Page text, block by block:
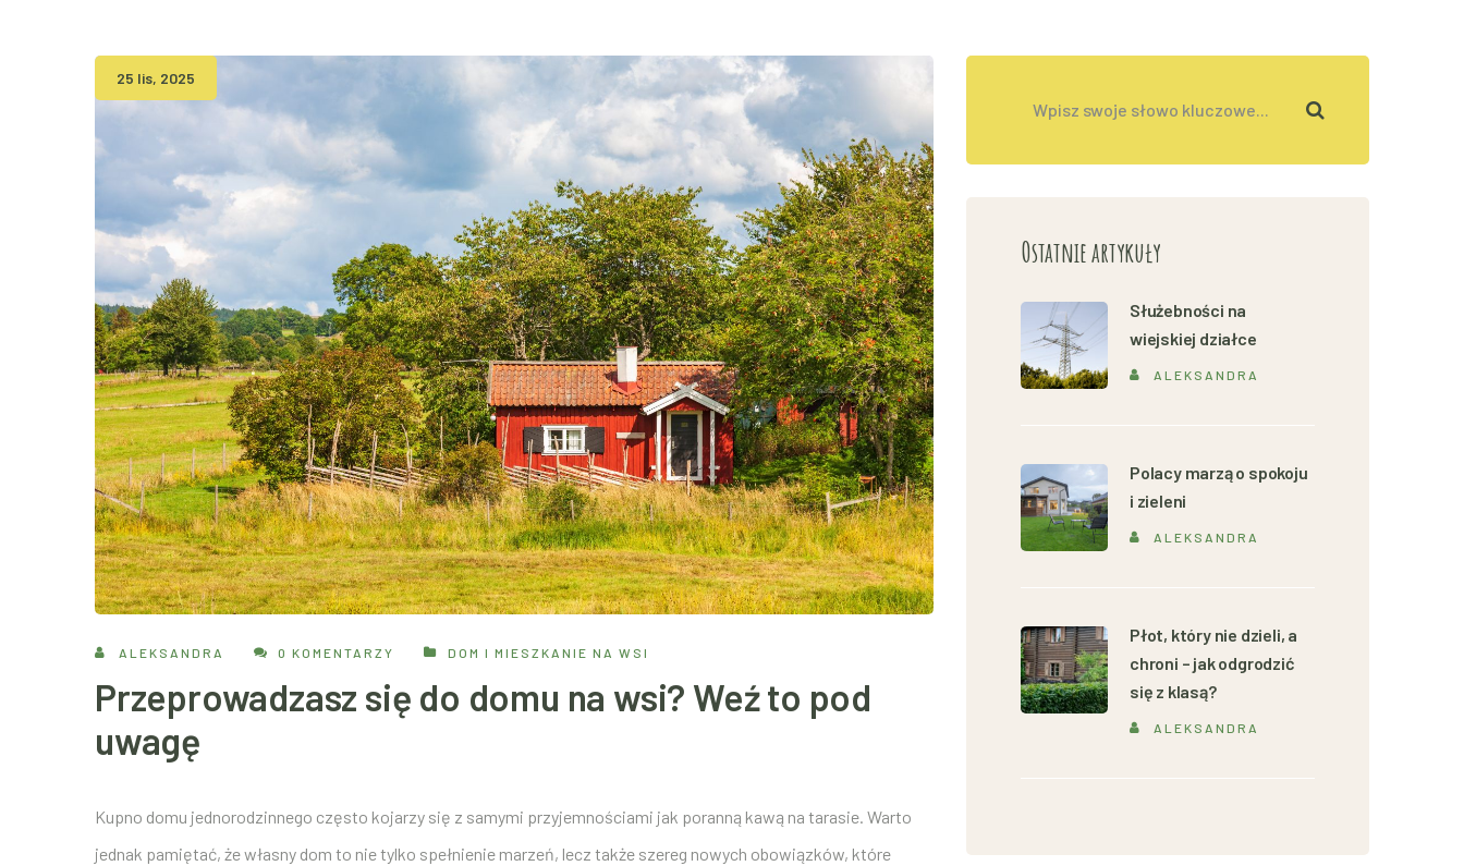
25 lis, 2025
ALEKSANDRA 0 KOMENTARZY DOM I MIESZKANIE NA WSI
Przeprowadzasz się do domu na wsi? Weź to pod
uwagę
Kupno domu jednorodzinnego często kojarzy się z samymi przyjemnościami jak poranną kawą na tarasie. Warto
jednak pamiętać, że własny dom to nie tylko spełnienie marzeń, lecz także szereg nowych obowiązków, które
Ostatnie artykuły
Służebności na
wiejskiej działce
ALEKSANDRA
Polacy marzą o spokoju
i zieleni
ALEKSANDRA
Płot, który nie dzieli, a
chroni – jak odgrodzić
się z klasą?
ALEKSANDRA